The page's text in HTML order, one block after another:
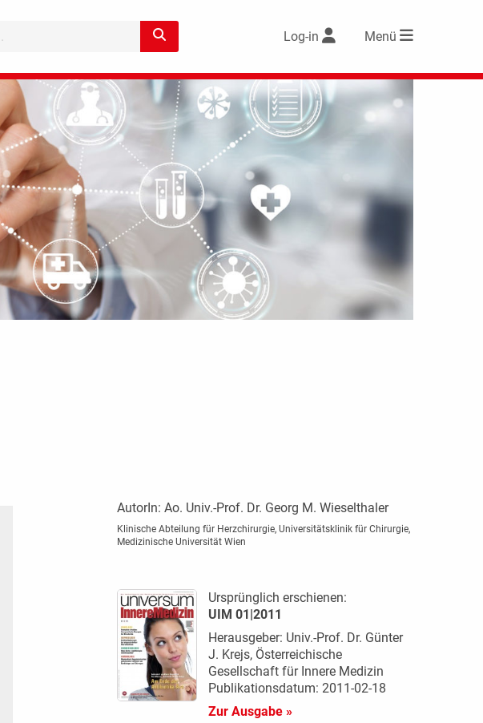
Log-in Menü
AutorIn: Ao. Univ.-Prof. Dr. Georg M. Wieselthaler
Klinische Abteilung für Herzchirurgie, Universitätsklinik für Chirurgie,
Medizinische Universität Wien
Ursprünglich erschienen:
UIM 01|2011
Herausgeber: Univ.-Prof. Dr. Günter
J. Krejs, Österreichische
Gesellschaft für Innere Medizin
Publikationsdatum: 2011-02-18
Zur Ausgabe »